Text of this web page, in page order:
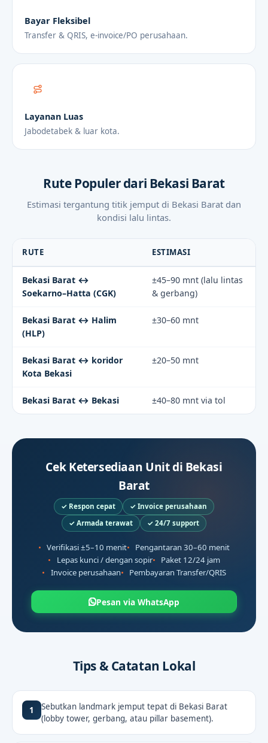
Bayar Fleksibel
Transfer & QRIS, e-invoice/PO perusahaan.
Layanan Luas
Jabodetabek & luar kota.
Rute Populer dari Bekasi Barat
Estimasi tergantung titik jemput di Bekasi Barat dan
kondisi lalu lintas.
RUTE ESTIMASI
Bekasi Barat ↔
Soekarno–Hatta (CGK)
±45–90 mnt (lalu lintas
& gerbang)
Bekasi Barat ↔ Halim
(HLP)
±30–60 mnt
Bekasi Barat ↔ koridor
Kota Bekasi
±20–50 mnt
Bekasi Barat ↔ Bekasi ±40–80 mnt via tol
Cek Ketersediaan Unit di Bekasi
Barat
✓ Respon cepat
✓ Invoice perusahaan
✓ Armada terawat
✓ 24/7 support
Verifikasi ±5–10 menit
Pengantaran 30–60 menit
Lepas kunci / dengan sopir
Paket 12/24 jam
Invoice perusahaan
Pembayaran Transfer/QRIS
Pesan via WhatsApp
Tips & Catatan Lokal
1
Sebutkan landmark jemput tepat di Bekasi Barat
(lobby tower, gerbang, atau pillar basement).